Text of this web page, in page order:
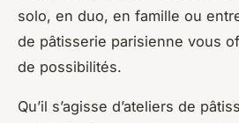
solo, en duo, en famille ou
de pâtisserie parisienne vous
de possibilités.
Qu’il s’agisse d’ateliers de